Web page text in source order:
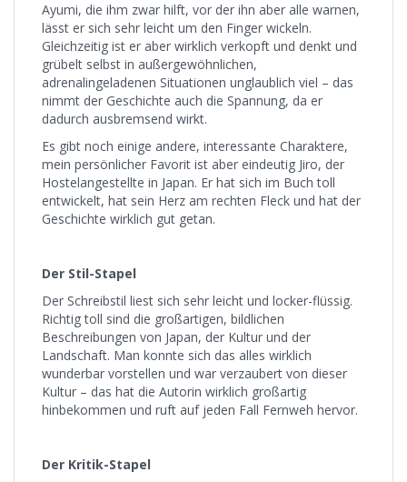
Ayumi, die ihm zwar hilft, vor der ihn aber alle warnen,
lässt er sich sehr leicht um den Finger wickeln.
Gleichzeitig ist er aber wirklich verkopft und denkt und
grübelt selbst in außergewöhnlichen,
adrenalingeladenen Situationen unglaublich viel – das
nimmt der Geschichte auch die Spannung, da er
dadurch ausbremsend wirkt.
Es gibt noch einige andere, interessante Charaktere,
mein persönlicher Favorit ist aber eindeutig Jiro, der
Hostelangestellte in Japan. Er hat sich im Buch toll
entwickelt, hat sein Herz am rechten Fleck und hat der
Geschichte wirklich gut getan.
Der Stil-Stapel
Der Schreibstil liest sich sehr leicht und locker-flüssig.
Richtig toll sind die großartigen, bildlichen
Beschreibungen von Japan, der Kultur und der
Landschaft. Man konnte sich das alles wirklich
wunderbar vorstellen und war verzaubert von dieser
Kultur – das hat die Autorin wirklich großartig
hinbekommen und ruft auf jeden Fall Fernweh hervor.
Der Kritik-Stapel